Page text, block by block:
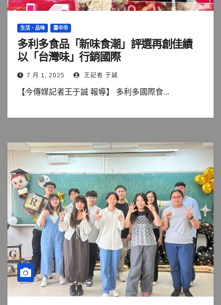
生活、品味 臺中市
多利多食品「新味食潮」評選再創佳績
以「台灣味」行銷國際
7 月 1, 2025 王記者 于誠
【今傳媒記者王于誠 報導】 多利多國際食...